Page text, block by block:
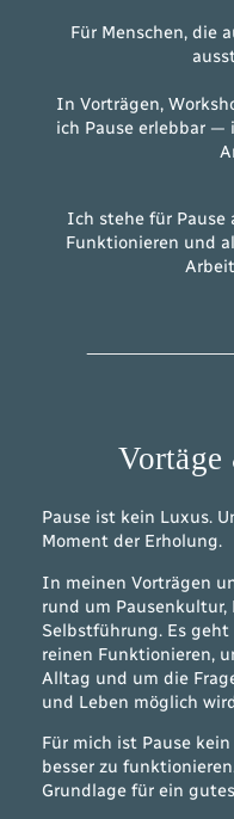
Für Menschen, die
In Vorträgen,
ich Pause erlebbar —
Ich stehe für Pause
Funktionieren und
Vortäge
Pause ist kein Luxus.
Moment der Erholung.
In meinen Vorträgen
rund um Pausenkultur,
Selbstführung. Es
reinen Funktionieren,
Alltag und um die
und Leben möglich
Für mich ist Pause
besser zu
Grundlage für ein